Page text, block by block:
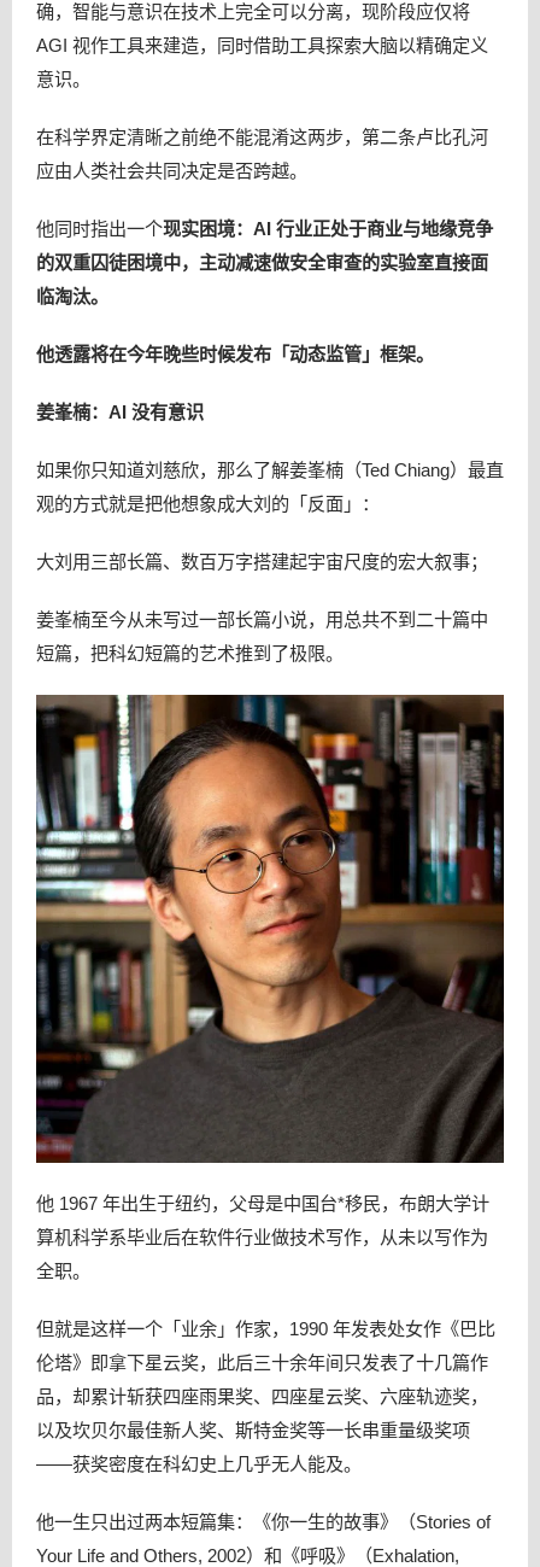
确，智能与意识在技术上完全可以分离，现阶段应仅将
AGI 视作工具来建造，同时借助工具探索大脑以精确定义
意识。
在科学界定清晰之前绝不能混淆这两步，第二条卢比孔河
应由人类社会共同决定是否跨越。
他同时指出一个现实困境：AI 行业正处于商业与地缘竞争
的双重囚徒困境中，主动减速做安全审查的实验室直接面
临淘汰。
他透露将在今年晚些时候发布「动态监管」框架。
姜峯楠：AI 没有意识
如果你只知道刘慈欣，那么了解姜峯楠（Ted Chiang）最直
观的方式就是把他想象成大刘的「反面」：
大刘用三部长篇、数百万字搭建起宇宙尺度的宏大叙事；
姜峯楠至今从未写过一部长篇小说，用总共不到二十篇中
短篇，把科幻短篇的艺术推到了极限。
他 1967 年出生于纽约，父母是中国台*移民，布朗大学计
算机科学系毕业后在软件行业做技术写作，从未以写作为
全职。
但就是这样一个「业余」作家，1990 年发表处女作《巴比
伦塔》即拿下星云奖，此后三十余年间只发表了十几篇作
品，却累计斩获四座雨果奖、四座星云奖、六座轨迹奖，
以及坎贝尔最佳新人奖、斯特金奖等一长串重量级奖项
——获奖密度在科幻史上几乎无人能及。
他一生只出过两本短篇集：《你一生的故事》（Stories of
Your Life and Others, 2002）和《呼吸》（Exhalation,